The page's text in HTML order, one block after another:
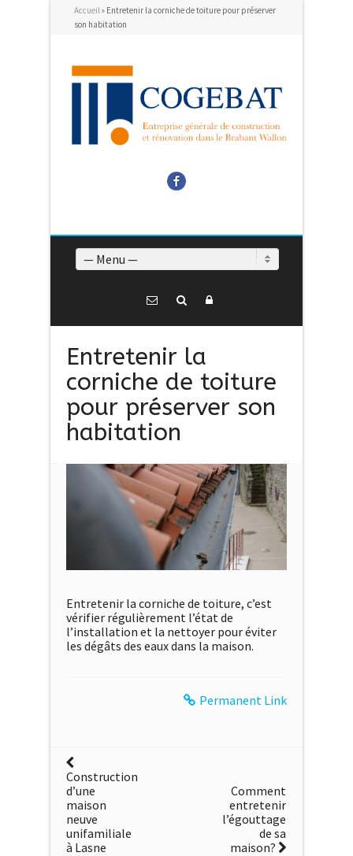
Accueil» Entretenir la corniche de toiture pour préserver
son habitation
— Menu —
Entretenir la
corniche de toiture
pour préserver son
habitation
Entretenir la corniche de toiture, c’est
vérifier régulièrement l’état de
l’installation et la nettoyer pour éviter
les dégâts des eaux dans la maison.
Permanent Link
Construction
d’une
maison
neuve
unifamiliale
à Lasne
Comment
entretenir
l’égouttage
de sa
maison?